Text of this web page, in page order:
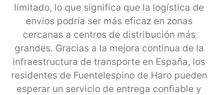
limitado, lo que significa que la logística de
envíos podría ser más eficaz en zonas
cercanas a centros de distribución más
grandes. Gracias a la mejora continua de la
infraestructura de transporte en España, los
residentes de Fuentelespino de Haro pueden
esperar un servicio de entrega confiable y